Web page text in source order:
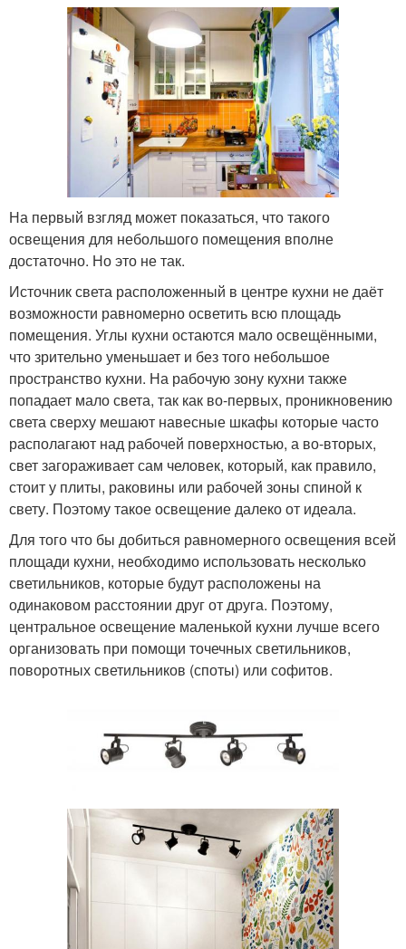
На первый взгляд может показаться, что такого
освещения для небольшого помещения вполне
достаточно. Но это не так.
Источник света расположенный в центре кухни не даёт
возможности равномерно осветить всю площадь
помещения. Углы кухни остаются мало освещёнными,
что зрительно уменьшает и без того небольшое
пространство кухни. На рабочую зону кухни также
попадает мало света, так как во-первых, проникновению
света сверху мешают навесные шкафы которые часто
располагают над рабочей поверхностью, а во-вторых,
свет загораживает сам человек, который, как правило,
стоит у плиты, раковины или рабочей зоны спиной к
свету. Поэтому такое освещение далеко от идеала.
Для того что бы добиться равномерного освещения всей
площади кухни, необходимо использовать несколько
светильников, которые будут расположены на
одинаковом расстоянии друг от друга. Поэтому,
центральное освещение маленькой кухни лучше всего
организовать при помощи точечных светильников,
поворотных светильников (споты) или софитов.